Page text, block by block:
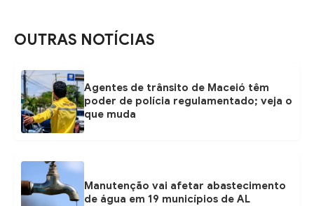
OUTRAS NOTÍCIAS
Agentes de trânsito de Maceió têm
poder de polícia regulamentado; veja o
que muda
Manutenção vai afetar abastecimento
de água em 19 municípios de AL